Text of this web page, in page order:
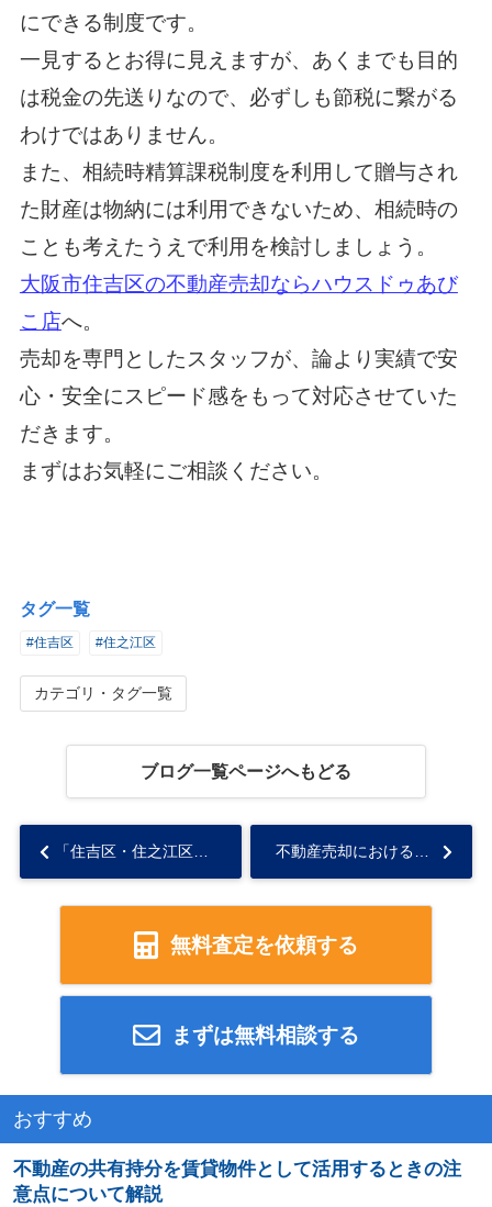
にできる制度です。
一見するとお得に見えますが、あくまでも目的
は税金の先送りなので、必ずしも節税に繋がる
わけではありません。
また、相続時精算課税制度を利用して贈与され
た財産は物納には利用できないため、相続時の
ことも考えたうえで利用を検討しましょう。
大阪市住吉区の不動産売却ならハウスドゥあび
こ店へ。
売却を専門としたスタッフが、論より実績で安
心・安全にスピード感をもって対応させていた
だきます。
まずはお気軽にご相談ください。
タグ一覧
#住吉区 #住之江区
カテゴリ・タグ一覧
ブログ一覧ページへもどる
「住吉区・住之江区取引実績 No.1宣言」スピード感のある不動産売却ならハウスドゥあびこ店へ！...
無料査定を依頼する
まずは無料相談する
おすすめ
不動産の共有持分を賃貸物件として活用するときの注
意点について解説